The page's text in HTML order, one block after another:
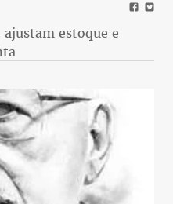
estoque e